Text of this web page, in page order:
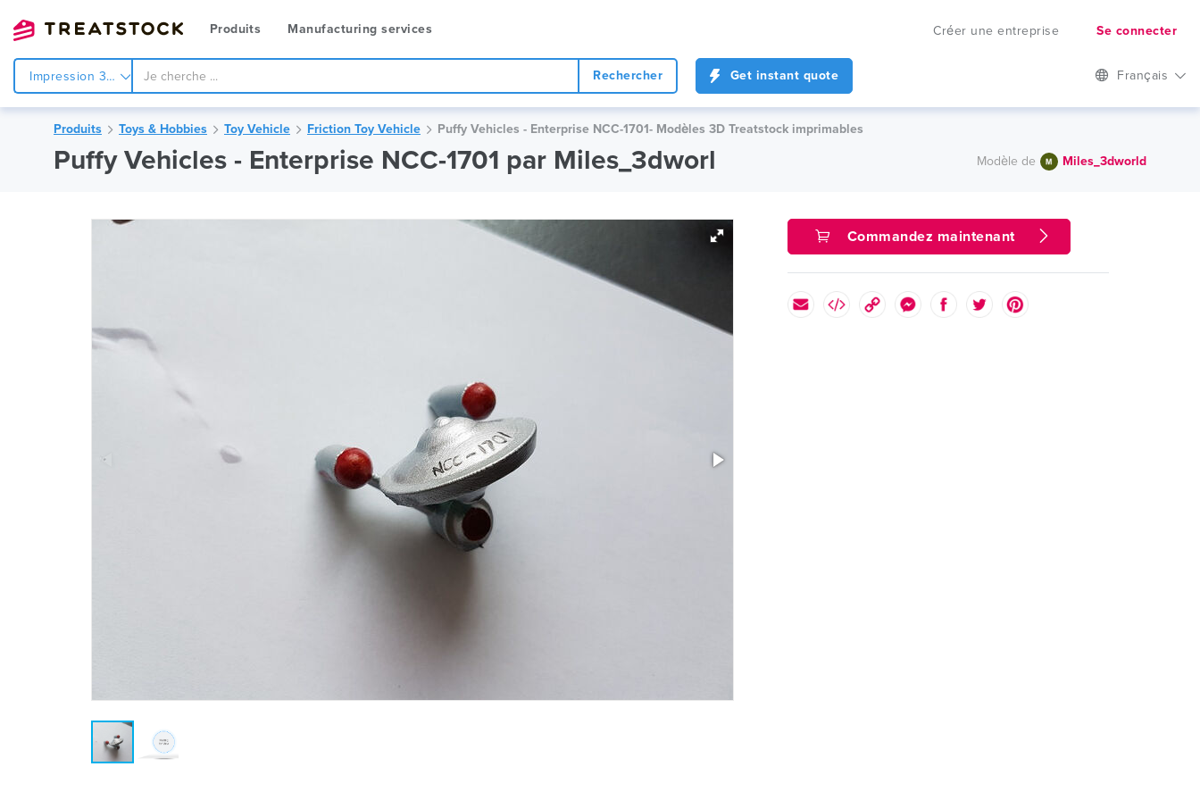
Produits Manufacturing services Créer une entreprise Se connecter
Impression 3d Rechercher Get instant quote Français
Produits Toys & Hobbies Toy Vehicle Friction Toy Vehicle Puffy Vehicles - Enterprise NCC-1701- Modèles 3D Treatstock imprimables
Puffy Vehicles - Enterprise NCC-1701 par Miles_3dworl Modèle de Miles_3dworld
Commandez maintenant